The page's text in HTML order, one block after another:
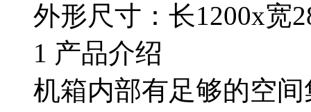
外形尺寸：长1200x宽
1 产品介绍
机箱内部有足够的空